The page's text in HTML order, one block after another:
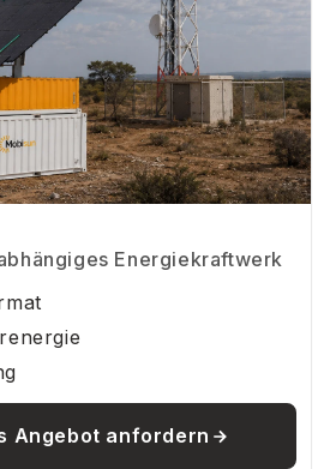
Energiekraftwerk
Angebot anfordern